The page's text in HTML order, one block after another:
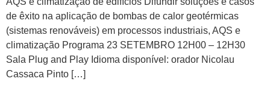
de êxito na aplicação de bombas de calor geotérmicas
(sistemas renováveis) em processos industriais, AQS e
climatização Programa 23 SETEMBRO 12H00 – 12H30
Sala Plug and Play Idioma disponível: orador Nicolau
Cassaca Pinto […]